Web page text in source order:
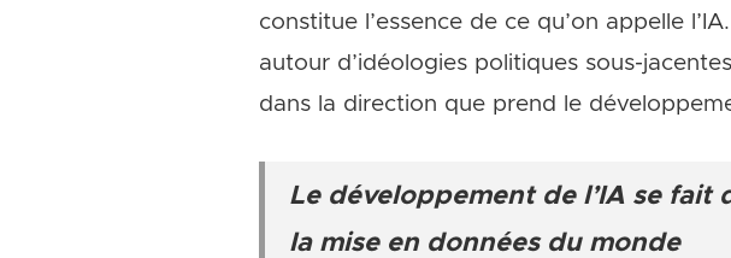
constitue l’essence de ce qu’on appelle
autour d’idéologies politiques sous-
dans la direction que prend le
Le développement de l’IA se
la mise en données du monde